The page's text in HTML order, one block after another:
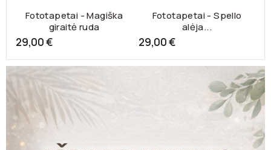
Fototapetai - Magiška
giraitė ruda
29,00 €
Fototapetai - Spello
alėja...
29,00 €